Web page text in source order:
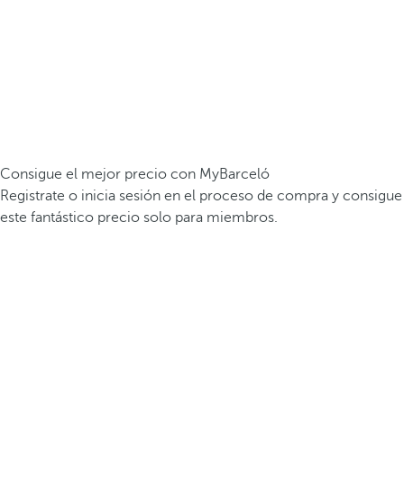
Consigue el mejor precio con MyBarceló
Registrate o inicia sesión en el proceso de compra y consigue
este fantástico precio solo para miembros.